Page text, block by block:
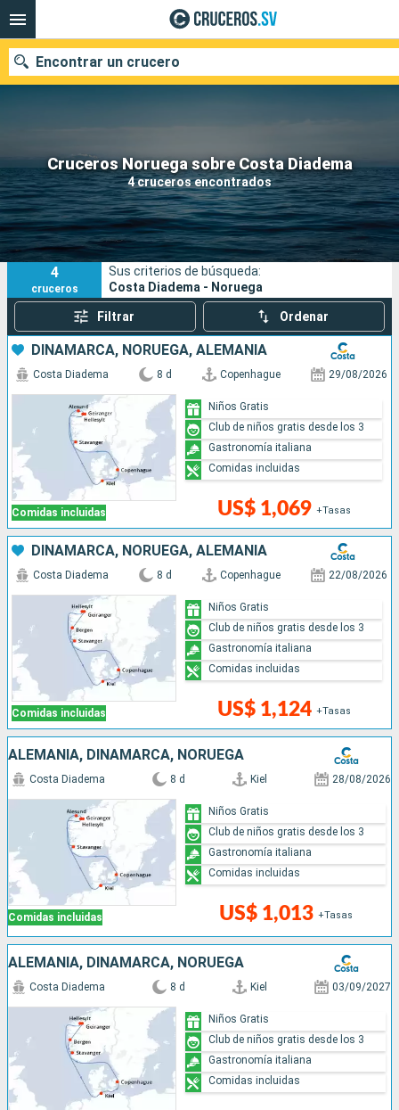
Cruceros Noruega sobre Costa Diadema
4 cruceros encontrados
Encontrar un crucero
Nuestros destinos
Fecha de salida
Puertos Compañías
Buscar
4
cruceros
Sus criterios de búsqueda:
Costa Diadema - Noruega
Filtrar Ordenar
DINAMARCA, NORUEGA, ALEMANIA
Comidas incluidas
Costa Diadema 8 d Copenhague 29/08/2026
US$ 1,069 +Tasas
Niños Gratis
Club de niños gratis desde los 3
Gastronomía italiana
Comidas incluidas
DINAMARCA, NORUEGA, ALEMANIA
Comidas incluidas
Costa Diadema 8 d Copenhague 22/08/2026
US$ 1,124 +Tasas
Niños Gratis
Club de niños gratis desde los 3
Gastronomía italiana
Comidas incluidas
ALEMANIA, DINAMARCA, NORUEGA
Comidas incluidas
Costa Diadema 8 d Kiel 28/08/2026
US$ 1,013 +Tasas
Niños Gratis
Club de niños gratis desde los 3
Gastronomía italiana
Comidas incluidas
ALEMANIA, DINAMARCA, NORUEGA
Costa Diadema 8 d Kiel 03/09/2027
Niños Gratis
Club de niños gratis desde los 3
Gastronomía italiana
Comidas incluidas